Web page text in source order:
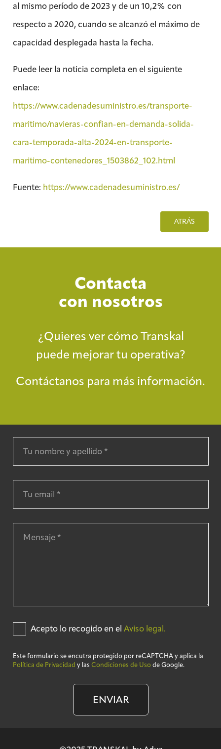
al mismo período de 2023 y de un 10,2% con
respecto a 2020, cuando se alcanzó el máximo de
capacidad desplegada hasta la fecha.
Puede leer la noticia completa en el siguiente
enlace:
https://www.cadenadesuministro.es/transporte-
maritimo/navieras-confian-en-demanda-solida-
cara-temporada-alta-2024-en-transporte-
maritimo-contenedores_1503862_102.html
Fuente: https://www.cadenadesuministro.es/
ATRÁS
Contacta
con nosotros
¿Quieres ver cómo Transkal
puede mejorar tu operativa?
Contáctanos para más información.
Acepto lo recogido en el Aviso legal.
Este formulario se encutra protegido por reCAPTCHA y aplica la
Política de Privacidad y las Condiciones de Uso de Google.
ENVIAR